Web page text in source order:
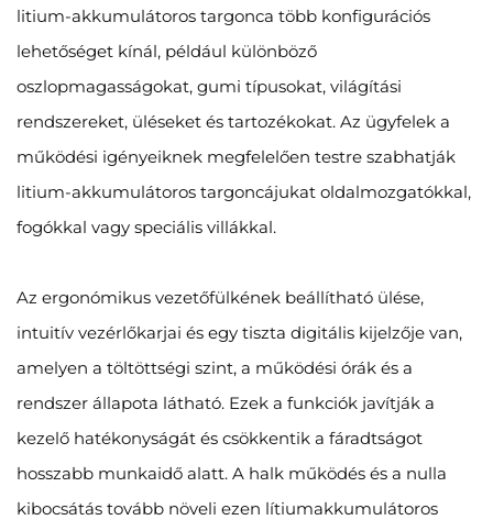
litium-akkumulátoros targonca több konfigurációs
lehetőséget kínál, például különböző
oszlopmagasságokat, gumi típusokat, világítási
rendszereket, üléseket és tartozékokat. Az ügyfelek a
működési igényeiknek megfelelően testre szabhatják
litium-akkumulátoros targoncájukat oldalmozgatókkal,
fogókkal vagy speciális villákkal.
Az ergonómikus vezetőfülkének beállítható ülése,
intuitív vezérlőkarjai és egy tiszta digitális kijelzője van,
amelyen a töltöttségi szint, a működési órák és a
rendszer állapota látható. Ezek a funkciók javítják a
kezelő hatékonyságát és csökkentik a fáradtságot
hosszabb munkaidő alatt. A halk működés és a nulla
kibocsátás tovább növeli ezen lítiumakkumulátoros